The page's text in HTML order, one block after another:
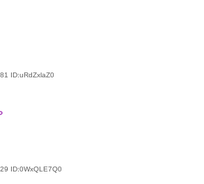
ID:uRdZxlaZ0
ID:0WxQLE7Q0